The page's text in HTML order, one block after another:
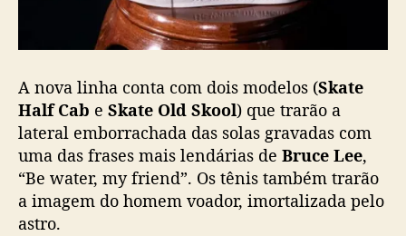
e
e
A nova linha conta com dois modelos (Skate
Half Cab e Skate Old Skool) que trarão a
lateral emborrachada das solas gravadas com
uma das frases mais lendárias de Bruce Lee,
“Be water, my friend”. Os tênis também trarão
a imagem do homem voador, imortalizada pelo
astro.